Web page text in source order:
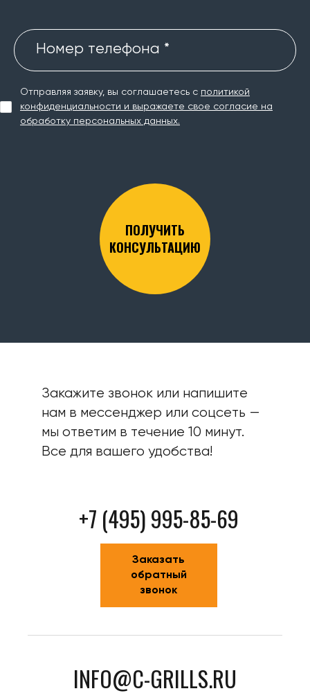
Номер телефона *
Отправляя заявку, вы соглашаетесь с политикой
конфиденциальности и выражаете свое согласие на
обработку персональных данных.
ПОЛУЧИТЬ
КОНСУЛЬТАЦИЮ
Закажите звонок или напишите
нам в мессенджер или соцсеть —
мы ответим в течение 10 минут.
Все для вашего удобства!
+7 (495) 995-85-69
Заказать
обратный
звонок
INFO@C-GRILLS.RU